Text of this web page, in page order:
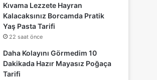
Kıvama Lezzete Hayran
Kalacaksınız Borcamda Pratik
Yaş Pasta Tarifi
22 saat önce
Daha Kolayını Görmedim 10
Dakikada Hazır Mayasız Poğaça
Tarifi